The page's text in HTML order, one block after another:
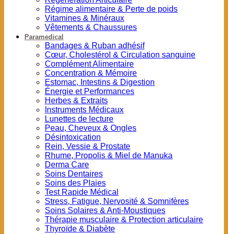
Régime alimentaire & Perte de poids
Vitamines & Minéraux
Vêtements & Chaussures
Paramedical
Bandages & Ruban adhésif
Cœur, Cholestérol & Circulation sanguine
Complément Alimentaire
Concentration & Mémoire
Estomac, Intestins & Digestion
Énergie et Performances
Herbes & Extraits
Instruments Médicaux
Lunettes de lecture
Peau, Cheveux & Ongles
Désintoxication
Rein, Vessie & Prostate
Rhume, Propolis & Miel de Manuka
Derma Care
Soins Dentaires
Soins des Plaies
Test Rapide Médical
Stress, Fatigue, Nervosité & Somnifères
Soins Solaires & Anti-Moustiques
Thérapie musculaire & Protection articulaire
Thyroïde & Diabète